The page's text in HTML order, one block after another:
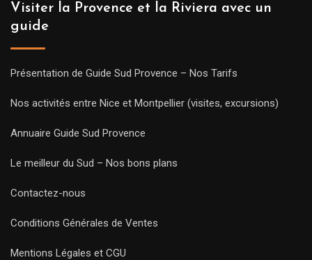
Visiter la Provence et la Riviera avec un
guide
Présentation de Guide Sud Provence – Nos Tarifs
Nos activités entre Nice et Montpellier (visites, excursions)
Annuaire Guide Sud Provence
Le meilleur du Sud – Nos bons plans
Contactez-nous
Conditions Générales de Ventes
Mentions Légales et CGU